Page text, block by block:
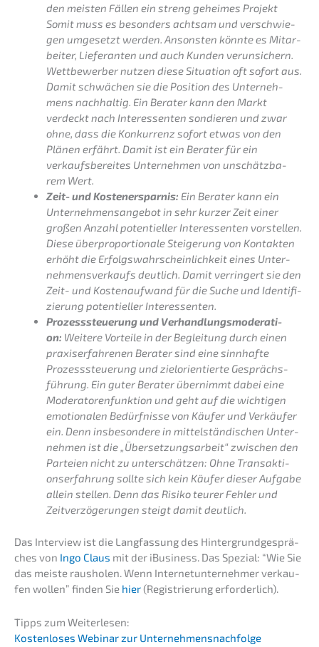
den meisten Fällen ein streng gehei­mes Projekt
Somit muss es beson­ders achtsam und verschwie­
gen umgesetzt werden. Ansons­ten könnte es Mitar­
bei­ter, Liefe­ran­ten und auch Kunden verun­si­chern.
Wettbe­wer­ber nutzen diese Situa­ti­on oft sofort aus.
Damit schwä­chen sie die Positi­on des Unter­neh­
mens nachhal­tig. Ein Berater kann den Markt
verdeckt nach Inter­es­sen­ten sondie­ren und zwar
ohne, dass die Konkur­renz sofort etwas von den
Plänen erfährt. Damit ist ein Berater für ein
verkaufs­be­rei­tes Unter­neh­men von unschätz­ba­
rem Wert.
Zeit- und Kosten­er­spar­nis: Ein Berater kann ein
Unter­neh­mens­an­ge­bot in sehr kurzer Zeit einer
großen Anzahl poten­ti­el­ler Inter­es­sen­ten vorstel­len.
Diese überpro­por­tio­na­le Steige­rung von Kontak­ten
erhöht die Erfolgs­wahr­schein­lich­keit eines Unter­
neh­mens­ver­kaufs deutlich. Damit verrin­gert sie den
Zeit- und Kosten­auf­wand für die Suche und Identi­fi­
zie­rung poten­ti­el­ler Interessenten.
Prozess­steue­rung und Verhand­lungs­mo­de­ra­ti­
on: Weite­re Vortei­le in der Beglei­tung durch einen
praxis­er­fah­re­nen Berater sind eine sinnhaf­te
Prozess­steue­rung und zielori­en­tier­te Gesprächs­
füh­rung. Ein guter Berater übernimmt dabei eine
Modera­to­ren­funk­ti­on und geht auf die wichti­gen
emotio­na­len Bedürf­nis­se von Käufer und Verkäu­fer
ein. Denn insbe­son­de­re in mittel­stän­di­schen Unter­
neh­men ist die „Überset­zungs­ar­beit“ zwischen den
Partei­en nicht zu unter­schät­zen: Ohne Trans­ak­ti­
ons­er­fah­rung sollte sich kein Käufer dieser Aufga­be
allein stellen. Denn das Risiko teurer Fehler und
Zeitver­zö­ge­run­gen steigt damit deutlich.
Das Inter­view ist die Langfas­sung des Hinter­grund­ge­sprä­
ches von Ingo Claus mit der iBusi­ness. Das Spezi­al: “Wie Sie
das meiste rausho­len. Wenn Inter­net­un­ter­neh­mer verkau­
fen wollen” finden Sie hier (Regis­trie­rung erforderlich).
Tipps zum Weiterlesen:
Kosten­lo­ses Webinar zur Unternehmensnachfolge